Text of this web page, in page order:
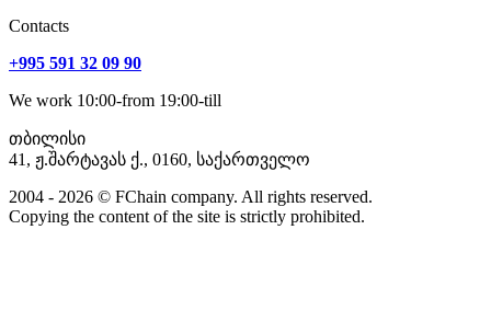
Сontacts
+995 591 32 09 90
We work 10:00-from 19:00-till
თბილისი
41, ჟ.შარტავას ქ., 0160, საქართველო
2004 - 2026 © FChain company. All rights reserved.
Copying the content of the site is strictly prohibited.